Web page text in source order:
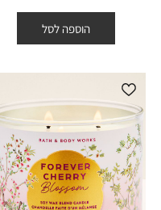
הוספה לסל